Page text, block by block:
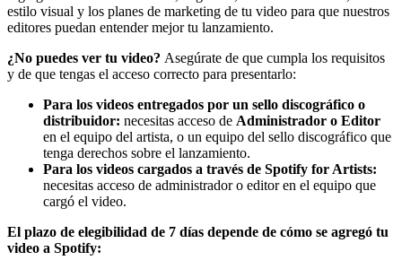
estilo visual y los planes de marketing de tu video para que nuestros
editores puedan entender mejor tu lanzamiento.
¿No puedes ver tu video? Asegúrate de que cumpla los requisitos
y de que tengas el acceso correcto para presentarlo:
Para los videos entregados por un sello discográfico o
distribuidor: necesitas acceso de Administrador o Editor
en el equipo del artista, o un equipo del sello discográfico que
tenga derechos sobre el lanzamiento.
Para los videos cargados a través de Spotify for Artists:
necesitas acceso de administrador o editor en el equipo que
cargó el video.
El plazo de elegibilidad de 7 días depende de cómo se agregó tu
video a Spotify: